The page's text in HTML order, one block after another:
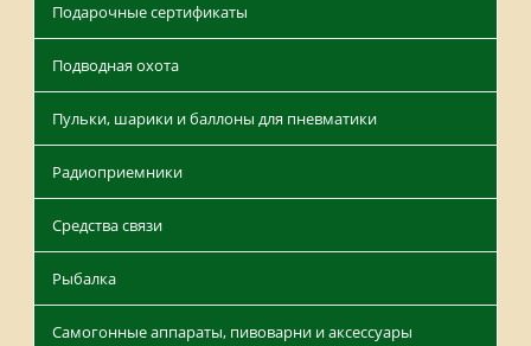
Подарочные сертификаты
Подводная охота
Пульки, шарики и баллоны для пневматики
Радиоприемники
Средства связи
Рыбалка
Самогонные аппараты, пивоварни и аксессуары